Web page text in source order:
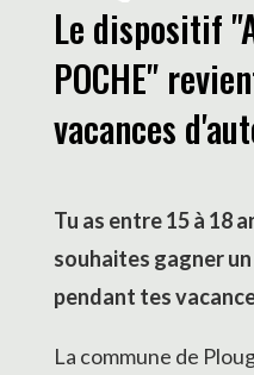
Le dispositif
POCHE"
vacances
Tu as entre 15 à 18
souhaites gagner
pendant tes
La commune de